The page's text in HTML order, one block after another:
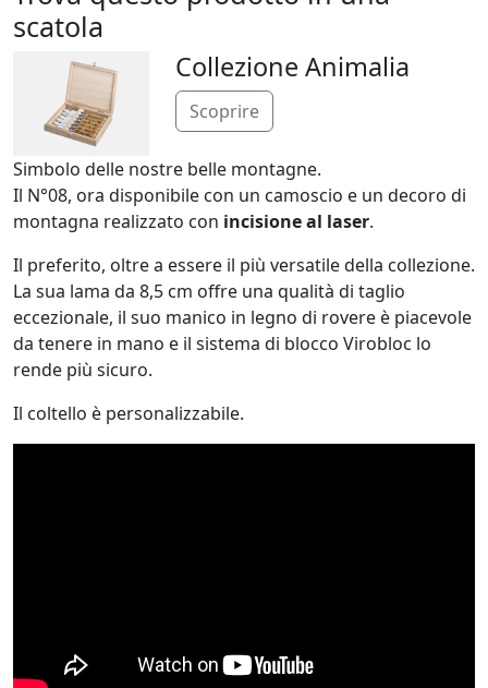
scatola
Collezione Animalia
Scoprire
Simbolo delle nostre belle montagne.
Il N°08, ora disponibile con un camoscio e un decoro di
montagna realizzato con incisione al laser.
Il preferito, oltre a essere il più versatile della collezione.
La sua lama da 8,5 cm offre una qualità di taglio
eccezionale, il suo manico in legno di rovere è piacevole
da tenere in mano e il sistema di blocco Virobloc lo
rende più sicuro.
Il coltello è personalizzabile.